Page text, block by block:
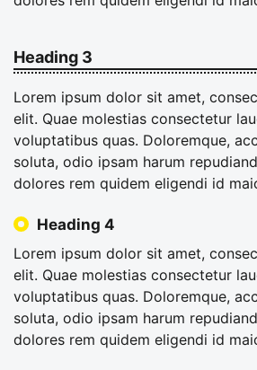
Heading 3
Lorem ipsum dolor sit amet,
elit. Quae molestias consectetur
voluptatibus quas. Doloremque,
soluta, odio ipsam harum
dolores rem quidem eligendi id
Heading 4
Lorem ipsum dolor sit amet,
elit. Quae molestias consectetur
voluptatibus quas. Doloremque,
soluta, odio ipsam harum
dolores rem quidem eligendi id